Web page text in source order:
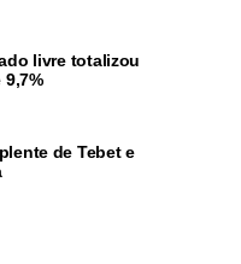
livre totalizou
9,7%
de Tebet e